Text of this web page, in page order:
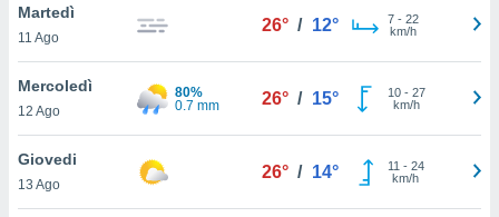
un
la
nella
Martedì
11 Ago
26° / 12° 7- 22
km/h
Mercoledì
12 Ago
80%
0.7 mm
26° / 15° 10- 27
km/h
Giovedi
13 Ago
26° / 14° 11 - 24
km/h